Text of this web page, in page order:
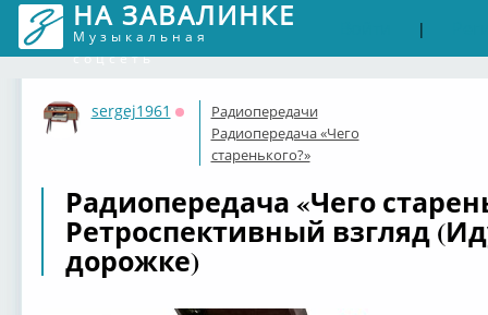
НА ЗАВАЛИНКЕ
Музыкальная
соцсеть
|
sergej1961
Оффлайн
Радиопередачи
Радиопередача «Чего
старенького?»
Радиопередача «Чего
Ретроспективный взгляд
дорожке)